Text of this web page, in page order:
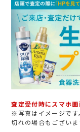
査定受付時にスマホ画
※写真はイメージです
切れの場合もございま